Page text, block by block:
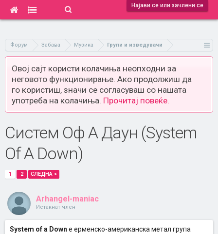
Најави се или зачлени се
Форум Забава Музика Групи и изведувачи
Овој сајт користи колачиња неопходни за
неговото функционирање. Ако продолжиш да
го користиш, значи се согласуваш со нашата
употреба на колачиња. Прочитај повеќе.
Систем Оф А Даун (System
Of A Down)
1 2 СЛЕДНА >
Arhangel-maniac
Истакнат член
System of a Down е ерменско-американска метал група